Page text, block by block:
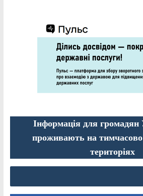
Інформація для громадян
проживають на
територіях